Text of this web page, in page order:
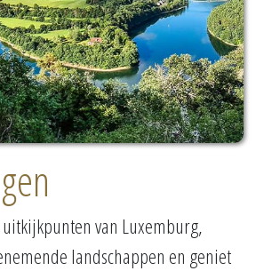
van Luxemburg,
landschappen en geniet